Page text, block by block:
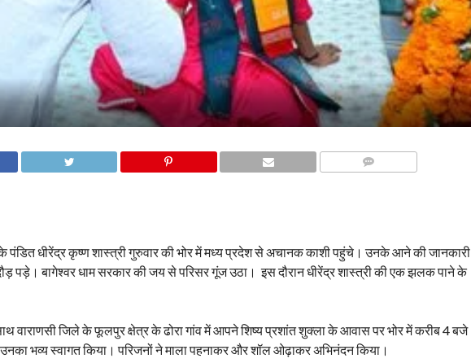
पंडित धीरेंद्र कृष्ण शास्त्री गुरुवार की भोर में मध्य प्रदेश से अचानक काशी पहुंचे। उनके आने की जानकारी
पड़े। बागेश्वर धाम सरकार की जय से परिसर गूंज उठा। इस दौरान धीरेंद्र शास्त्री की एक झलक पाने के
वाराणसी जिले के फूलपुर क्षेत्र के ढोरा गांव में आपने शिष्य प्रशांत शुक्ला के आवास पर भोर में करीब 4 बजे
भव्य स्वागत किया। परिजनों ने माला पहनाकर और शॉल ओढ़ाकर अभिनंदन किया।